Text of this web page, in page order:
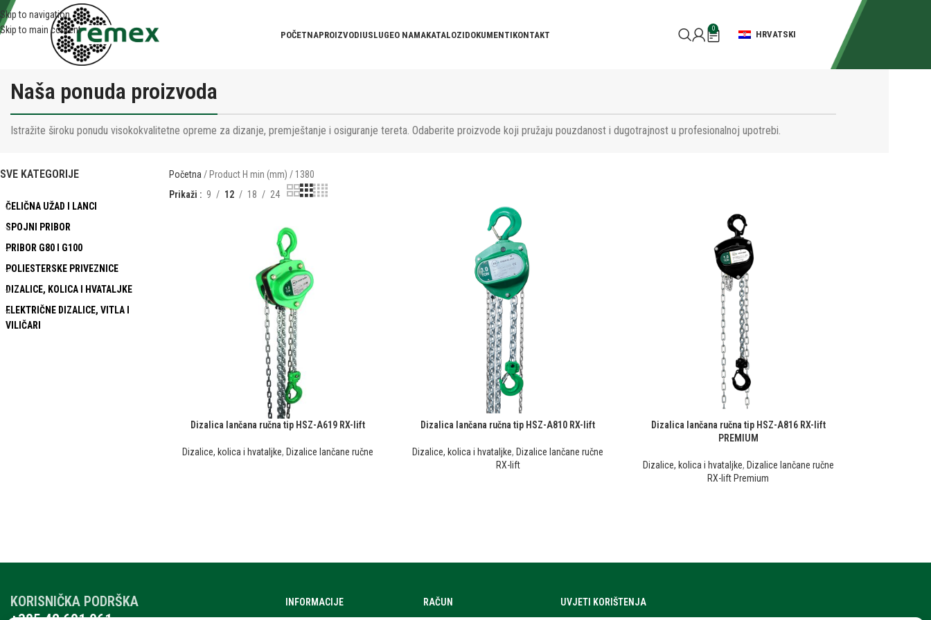
Skip to navigation
Skip to main content
POČETNAPROIZVODIUSLUGEO NAMAKATALOZIDOKUMENTIKONTAKT
0
HRVATSKI
Naša ponuda proizvoda
Istražite široku ponudu visokokvalitetne opreme za dizanje, premještanje i osiguranje tereta. Odaberite proizvode koji pružaju pouzdanost i dugotrajnost u profesionalnoj upotrebi.
SVE KATEGORIJE
ČELIČNA UŽAD I LANCI
SPOJNI PRIBOR
PRIBOR G80 I G100
POLIESTERSKE PRIVEZNICE
DIZALICE, KOLICA I HVATALJKE
ELEKTRIČNE DIZALICE, VITLA I
VILIČARI
Početna Product H min (mm) 1380
Prikaži
9 12 18 24
Dizalica lančana ručna tip HSZ-A619 RX-lift
Dizalice, kolica i hvataljke, Dizalice lančane ručne
Dizalica lančana ručna tip HSZ-A810 RX-lift
Dizalice, kolica i hvataljke,Dizalice lančane ručne
RX-lift
Dizalica lančana ručna tip HSZ-A816 RX-lift
PREMIUM
Dizalice, kolica i hvataljke, Dizalice lančane ručne
RX-lift Premium
KORISNIČKA PODRŠKA INFORMACIJE RAČUN UVJETI KORIŠTENJA